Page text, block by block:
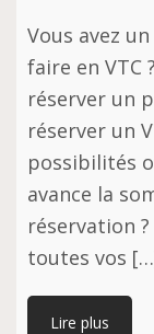
Vous avez
faire en VTC
réserver un
réserver un
possibilités
avance la
réservation
toutes vos
Lire plus